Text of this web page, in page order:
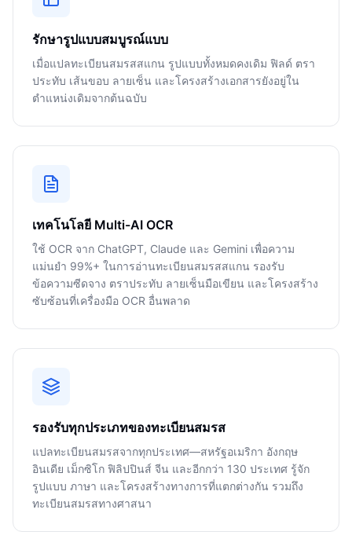
รักษารูปแบบสมบูรณ์แบบ
เมื่อแปลทะเบียนสมรสสแกน รูปแบบทั้งหมดคงเดิม ฟิลด์ ตรา
ประทับ เส้นขอบ ลายเซ็น และโครงสร้างเอกสารยังอยู่ใน
ตำแหน่งเดิมจากต้นฉบับ
เทคโนโลยี Multi-AI OCR
ใช้ OCR จาก ChatGPT, Claude และ Gemini เพื่อความ
แม่นยำ 99%+ ในการอ่านทะเบียนสมรสสแกน รองรับ
ข้อความซีดจาง ตราประทับ ลายเซ็นมือเขียน และโครงสร้าง
ซับซ้อนที่เครื่องมือ OCR อื่นพลาด
รองรับทุกประเภทของทะเบียนสมรส
แปลทะเบียนสมรสจากทุกประเทศ—สหรัฐอเมริกา อังกฤษ
อินเดีย เม็กซิโก ฟิลิปปินส์ จีน และอีกกว่า 130 ประเทศ รู้จัก
รูปแบบ ภาษา และโครงสร้างทางการที่แตกต่างกัน รวมถึง
ทะเบียนสมรสทางศาสนา